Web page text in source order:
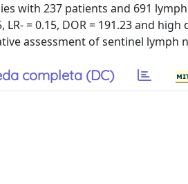
with 237 patients and 691
= 0.15, DOR = 191.23 and
assessment of sentinel lymph
completa (DC)